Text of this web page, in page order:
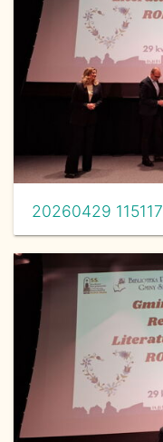
20260429 115117